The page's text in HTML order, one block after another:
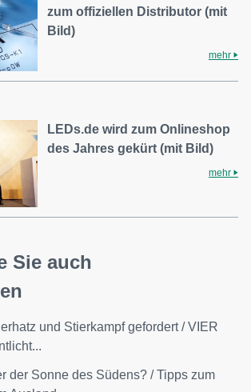
zum offiziellen Distributor (mit
Bild)
mehr
LEDs.de wird zum Onlineshop
des Jahres gekürt (mit Bild)
mehr
Sie auch
und Stierkampf gefordert / VIER
der Sonne des Südens? / Tipps zum